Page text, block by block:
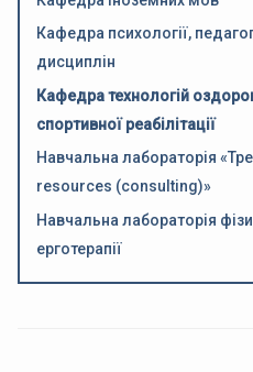
Кафедра психології,
дисциплін
Кафедра технологій
спортивної реабілітації
Навчальна лабораторія
resources (consulting)»
Навчальна лабораторія
ерготерапії